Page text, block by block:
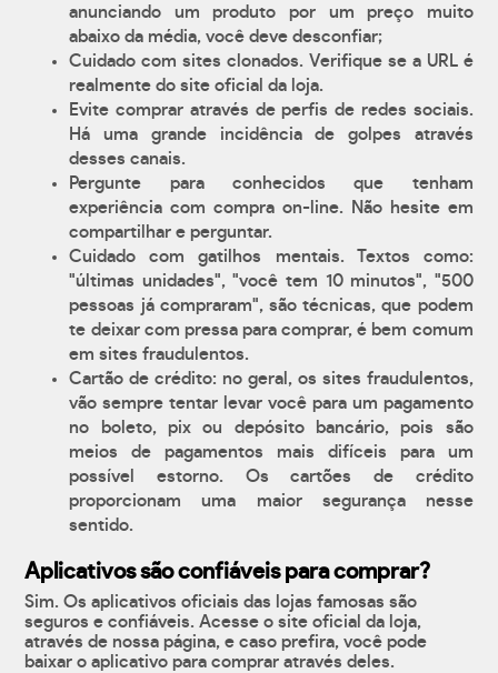
anunciando um produto por um preço muito
abaixo da média, você deve desconfiar;
Cuidado com sites clonados. Verifique se a URL é
realmente do site oficial da loja.
Evite comprar através de perfis de redes sociais.
Há uma grande incidência de golpes através
desses canais.
Pergunte para conhecidos que tenham
experiência com compra on-line. Não hesite em
compartilhar e perguntar.
Cuidado com gatilhos mentais. Textos como:
"últimas unidades", "você tem 10 minutos", "500
pessoas já compraram", são técnicas, que podem
te deixar com pressa para comprar, é bem comum
em sites fraudulentos.
Cartão de crédito: no geral, os sites fraudulentos,
vão sempre tentar levar você para um pagamento
no boleto, pix ou depósito bancário, pois são
meios de pagamentos mais difíceis para um
possível estorno. Os cartões de crédito
proporcionam uma maior segurança nesse
sentido.
Aplicativos são confiáveis para comprar?
Sim. Os aplicativos oficiais das lojas famosas são
seguros e confiáveis. Acesse o site oficial da loja,
através de nossa página, e caso prefira, você pode
baixar o aplicativo para comprar através deles.